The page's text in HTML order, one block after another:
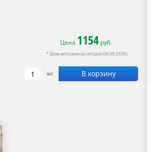
Цена 1154 руб.
* Цена актуальна на сегодня (08.08.2026)
шт. В корзину